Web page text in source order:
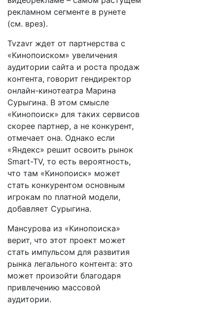
рекламном сегменте в рунете
(см. врез).
Tvzavr ждет от партнерства с
«Кинопоиском» увеличения
аудитории сайта и роста продаж
контента, говорит гендиректор
онлайн-кинотеатра Марина
Сурыгина. В этом смысле
«Кинопоиск» для таких сервисов
скорее партнер, а не конкурент,
отмечает она. Однако если
«Яндекс» решит освоить рынок
Smart-TV, то есть вероятность,
что там «Кинопоиск» может
стать конкурентом основным
игрокам по платной модели,
добавляет Сурыгина.
Мансурова из «Кинопоиска»
верит, что этот проект может
стать импульсом для развития
рынка легального контента: это
может произойти благодаря
привлечению массовой
аудитории.